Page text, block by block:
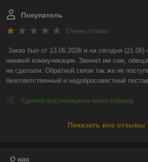
Покупатель
Очень плохо
Заказ был от 13.06.2026 и на сегодня
никакой коммуникации. Звонил им сам,
не сделали. Обратной связи так же не
безответственный и недобросовестный
Сделка подтверждена через корзину
Показать все отзывы
О нас